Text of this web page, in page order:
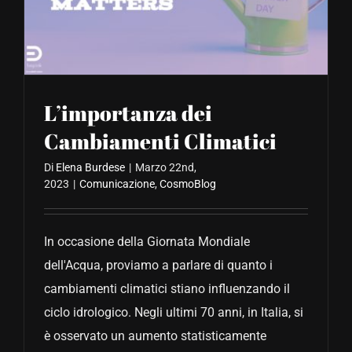
L’importanza dei
Cambiamenti Climatici
Di Elena Burdese | Marzo 22nd,
2023 | Comunicazione,CosmoBlog
In occasione della Giornata Mondiale
dell'Acqua, proviamo a parlare di quanto i
cambiamenti climatici stiano influenzando il
ciclo idrologico. Negli ultimi 70 anni, in Italia, si
è osservato un aumento statisticamente